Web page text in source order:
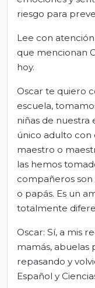
riesgo para
Lee con
que mencionan
hoy.
Oscar te quiero
escuela,
niñas de nuestra
único adulto con
maestro o
las hemos
compañeros
o papás. Es un
totalmente
Oscar: Sí, a mis
mamás, abuelas
repasando y
Español y